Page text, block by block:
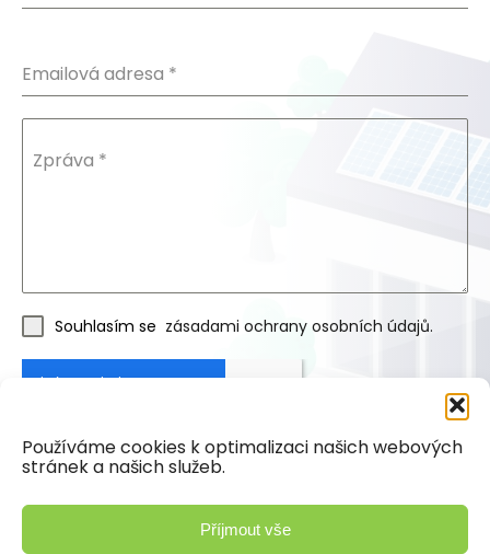
Používáme cookies k optimalizaci našich webových
stránek a našich služeb.
Příjmout vše
Emailová adresa *
Zpráva *
Souhlasím se zásadami ochrany osobních údajů.
Poslat zprávu